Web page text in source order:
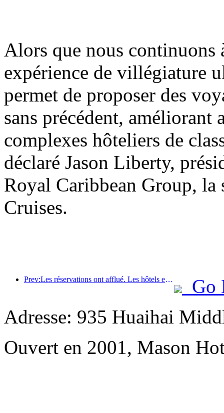
Alors que nous
expérience de villégiature
permet de proposer des
sans précédent,
complexes hôteliers de
déclaré Jason Liberty,
Royal Caribbean Group, la
Cruises.
Prev:Les réservations ont afflué. Les hôtels et les commerçants de B&B sont également populaires auprès des réservations. Les taux de réservation moyens pour la Fête nationale sont respectivement de 24,97 % et 24,49 %.
Go
Adresse: 935 Huaihai
Ouvert en 2001, Mason